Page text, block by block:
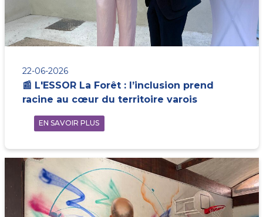
22-06-2026
📰 L'ESSOR La Forêt : l’inclusion prend
racine au cœur du territoire varois
EN SAVOIR PLUS